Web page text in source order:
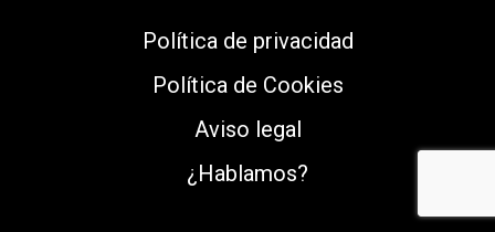
Política de privacidad
Política de Cookies
Aviso legal
¿Hablamos?